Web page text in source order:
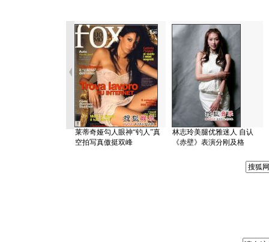
莱蒂奇娅勾人眼神“钓人”真
空拍写真傲挺双峰
林志玲美腿优雅迷人 自认
《赤壁》表演分刚及格